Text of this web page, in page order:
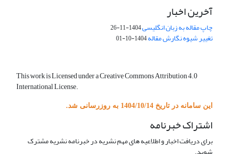
آخرین اخبار
چاپ مقاله به زبان انگلیسی1404-11-26
تغییر شیوه نگارش مقاله1404-10-01
This work is Licensed under a Creative Commons Attribution 4.0
International License.
این سامانه در تاریخ 1404/10/14 به روزرسانی شد.
اشتراک خبرنامه
برای دریافت اخبار و اطلاعیه های مهم نشریه در خبرنامه نشریه مشترک